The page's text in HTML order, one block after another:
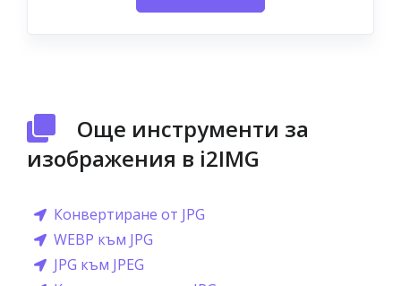
Още инструменти за
изображения в i2IMG
Конвертиране от JPG
WEBP към JPG
JPG към JPEG